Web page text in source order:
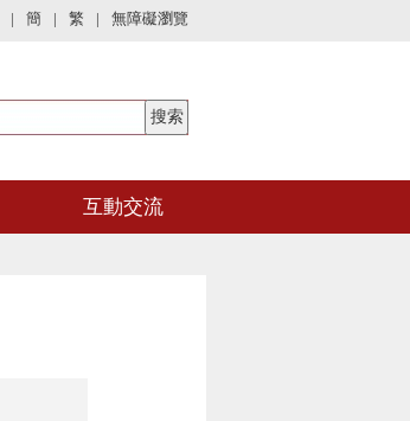
| 簡 | 繁 | 無障礙瀏覽
互動交流